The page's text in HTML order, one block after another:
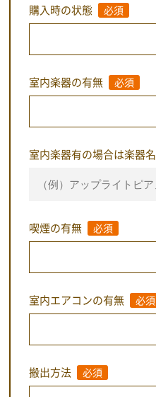
購入時の状態 必須
室内楽器の有無 必須
室内楽器有の場合は楽器名
喫煙の有無 必須
室内エアコンの有無 必須
搬出方法 必須